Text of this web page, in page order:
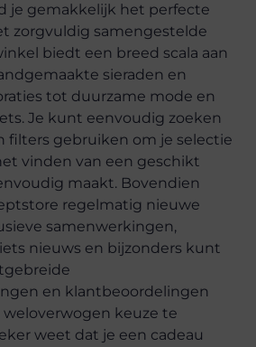
je gemakkelijk het perfecte
zorgvuldig samengestelde
biedt een breed scala aan
sieraden en
tot duurzame mode en
Je kunt eenvoudig zoeken
filters gebruiken om je selectie
vinden van een geschikt
maakt. Bovendien
regelmatig nieuwe
samenwerkingen,
nieuws en bijzonders kunt
en klantbeoordelingen
keuze te
weet dat je een cadeau